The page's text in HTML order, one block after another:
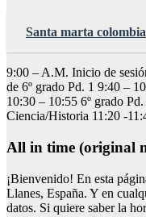
Santa marta colombia
9:00 – A.M. Inicio de
de 6º grado Pd. 1 9:40 –
10:30 – 10:55 6º grado
Ciencia/Historia 11:20 -
All in time (original
¡Bienvenido! En esta
Llanes, España. Y en
datos. Si quiere saber la